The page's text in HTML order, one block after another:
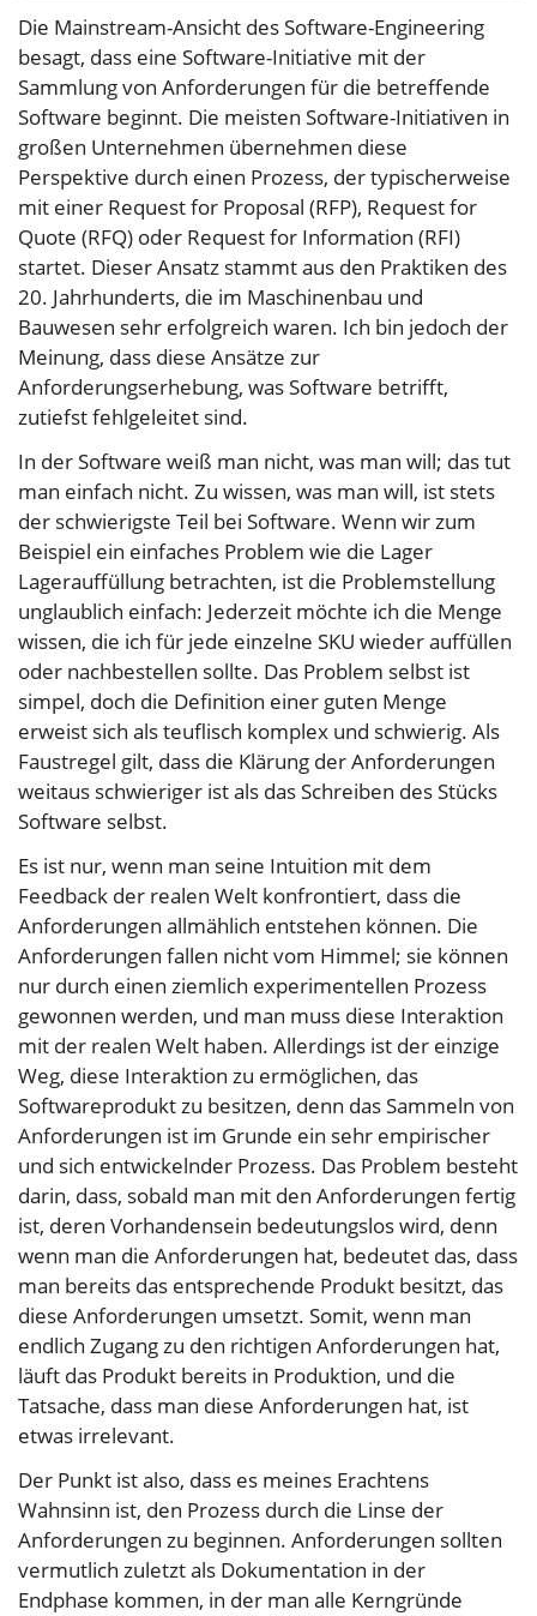
Die Mainstream-Ansicht des Software-Engineering
besagt, dass eine Software-Initiative mit der
Sammlung von Anforderungen für die betreffende
Software beginnt. Die meisten Software-Initiativen in
großen Unternehmen übernehmen diese
Perspektive durch einen Prozess, der typischerweise
mit einer Request for Proposal (RFP), Request for
Quote (RFQ) oder Request for Information (RFI)
startet. Dieser Ansatz stammt aus den Praktiken des
20. Jahrhunderts, die im Maschinenbau und
Bauwesen sehr erfolgreich waren. Ich bin jedoch der
Meinung, dass diese Ansätze zur
Anforderungserhebung, was Software betrifft,
zutiefst fehlgeleitet sind.
In der Software weiß man nicht, was man will; das tut
man einfach nicht. Zu wissen, was man will, ist stets
der schwierigste Teil bei Software. Wenn wir zum
Beispiel ein einfaches Problem wie die Lager
Lagerauffüllung betrachten, ist die Problemstellung
unglaublich einfach: Jederzeit möchte ich die Menge
wissen, die ich für jede einzelne SKU wieder auffüllen
oder nachbestellen sollte. Das Problem selbst ist
simpel, doch die Definition einer guten Menge
erweist sich als teuflisch komplex und schwierig. Als
Faustregel gilt, dass die Klärung der Anforderungen
weitaus schwieriger ist als das Schreiben des Stücks
Software selbst.
Es ist nur, wenn man seine Intuition mit dem
Feedback der realen Welt konfrontiert, dass die
Anforderungen allmählich entstehen können. Die
Anforderungen fallen nicht vom Himmel; sie können
nur durch einen ziemlich experimentellen Prozess
gewonnen werden, und man muss diese Interaktion
mit der realen Welt haben. Allerdings ist der einzige
Weg, diese Interaktion zu ermöglichen, das
Softwareprodukt zu besitzen, denn das Sammeln von
Anforderungen ist im Grunde ein sehr empirischer
und sich entwickelnder Prozess. Das Problem besteht
darin, dass, sobald man mit den Anforderungen fertig
ist, deren Vorhandensein bedeutungslos wird, denn
wenn man die Anforderungen hat, bedeutet das, dass
man bereits das entsprechende Produkt besitzt, das
diese Anforderungen umsetzt. Somit, wenn man
endlich Zugang zu den richtigen Anforderungen hat,
läuft das Produkt bereits in Produktion, und die
Tatsache, dass man diese Anforderungen hat, ist
etwas irrelevant.
Der Punkt ist also, dass es meines Erachtens
Wahnsinn ist, den Prozess durch die Linse der
Anforderungen zu beginnen. Anforderungen sollten
vermutlich zuletzt als Dokumentation in der
Endphase kommen, in der man alle Kerngründe